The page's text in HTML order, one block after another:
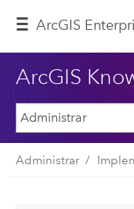
ArcGIS
ArcGIS
Administrar